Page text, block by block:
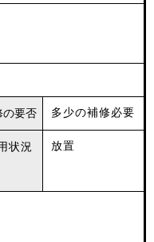
の要否 多少の補修必要
状況 放置